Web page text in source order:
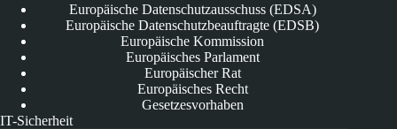
Europäische Datenschutzausschuss (EDSA)
Europäische Datenschutzbeauftragte (EDSB)
Europäische Kommission
Europäisches Parlament
Europäischer Rat
Europäisches Recht
Gesetzesvorhaben
IT-Sicherheit